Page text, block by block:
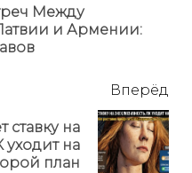
Между
и Армении:
Вперёд
ставку на
уходит на
план